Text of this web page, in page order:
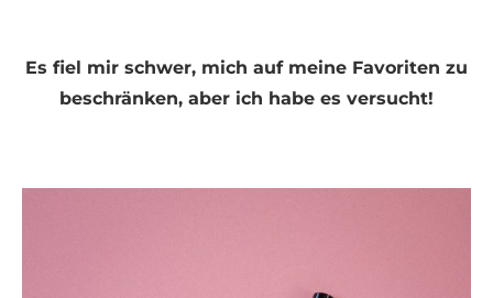
Es fiel mir schwer, mich auf meine Favoriten zu
beschränken, aber ich habe es versucht!